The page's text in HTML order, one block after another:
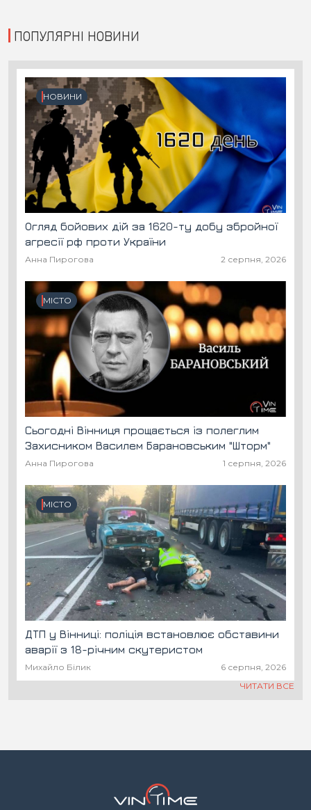
ПОПУЛЯРНІ НОВИНИ
НОВИНИ
Огляд бойових дій за 1620-ту добу збройної
агресії рф проти України
Анна Пирогова 2 серпня, 2026
МІСТО
Сьогодні Вінниця прощається із полеглим
Захисником Василем Барановським "Шторм"
Анна Пирогова 1 серпня, 2026
МІСТО
ДТП у Вінниці: поліція встановлює обставини
аварії з 18-річним скутеристом
Михайло Білик
6 серпня, 2026
ЧИТАТИ ВСЕ